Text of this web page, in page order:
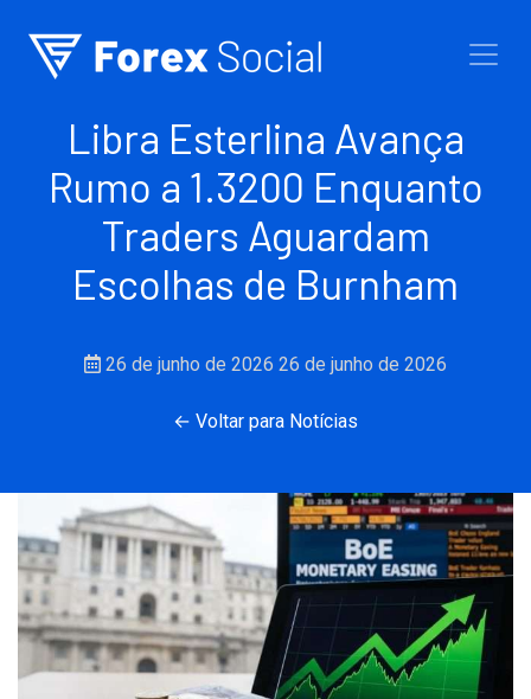
Libra Esterlina Avança
Rumo a 1.3200 Enquanto
Traders Aguardam
Escolhas de Burnham
26 de junho de 2026 26 de junho de 2026
← Voltar para Notícias